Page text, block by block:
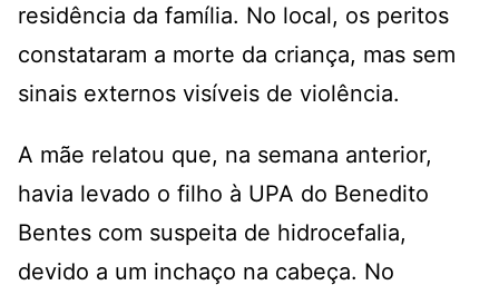
residência da família. No local, os peritos
constataram a morte da criança, mas sem
sinais externos visíveis de violência.
A mãe relatou que, na semana anterior,
havia levado o filho à UPA do Benedito
Bentes com suspeita de hidrocefalia,
devido a um inchaço na cabeça. No